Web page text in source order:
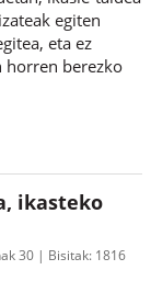
egiten
eta ez
horren berezko
ikasteko
30 Bisitak: 1816